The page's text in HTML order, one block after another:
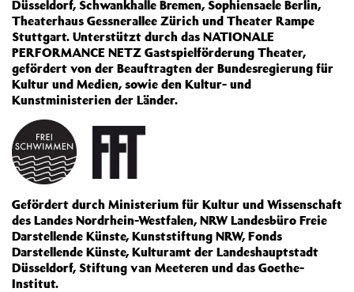
Düsseldorf, Schwankhalle Bremen, Sophiensaele Berlin,
Theaterhaus Gessnerallee Zürich und Theater Rampe
Stuttgart. Unterstützt durch das NATIONALE
PERFORMANCE NETZ Gastspielförderung Theater,
gefördert von der Beauftragten der Bundesregierung für
Kultur und Medien, sowie den Kultur- und
Kunstministerien der Länder.
Gefördert durch Ministerium für Kultur und Wissenschaft
des Landes Nordrhein-Westfalen, NRW Landesbüro Freie
Darstellende Künste, Kunststiftung NRW, Fonds
Darstellende Künste, Kulturamt der Landeshauptstadt
Düsseldorf, Stiftung van Meeteren und das Goethe-
Institut.